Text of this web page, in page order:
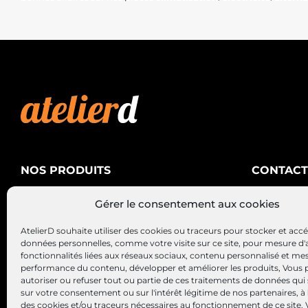
Gérer le consentement aux cookies
AtelierD souhaite utiliser des cookies ou traceurs pour stocker et
données personnelles, comme votre visite sur ce site, pour mesure
fonctionnalités liées aux réseaux sociaux, contenu personnalisé et
performance du contenu, développer et améliorer les produits, Vous
autoriser ou refuser tout ou partie de ces traitements de données qui
sur votre consentement ou sur l'intérêt légitime de nos partenaires, à
des cookies et/ou traceurs nécessaires au fonctionnement de ce site.
NOS PRODUITS
Alternateurs – Démarreurs
CONTACT
AtelierD
88200
03 29 22 34